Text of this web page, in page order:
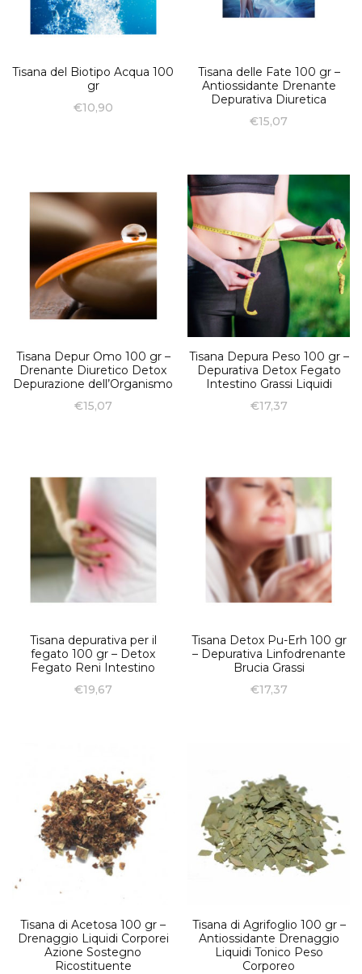
Tisana del Biotipo Acqua 100
gr
€10,90
Tisana delle Fate 100 gr –
Antiossidante Drenante
Depurativa Diuretica
€15,07
Tisana Depur Omo 100 gr –
Drenante Diuretico Detox
Depurazione dell’Organismo
€15,07
Tisana Depura Peso 100 gr –
Depurativa Detox Fegato
Intestino Grassi Liquidi
€17,37
Tisana depurativa per il
fegato 100 gr – Detox
Fegato Reni Intestino
€19,67
Tisana Detox Pu-Erh 100 gr
– Depurativa Linfodrenante
Brucia Grassi
€17,37
Tisana di Acetosa 100 gr –
Drenaggio Liquidi Corporei
Azione Sostegno
Ricostituente
Tisana di Agrifoglio 100 gr –
Antiossidante Drenaggio
Liquidi Tonico Peso
Corporeo